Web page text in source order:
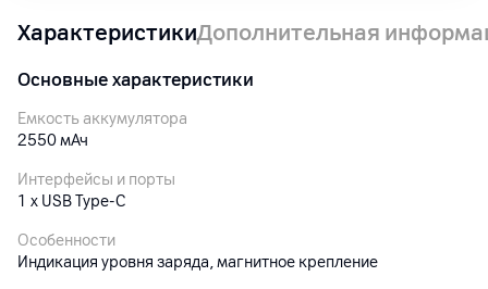
ХарактеристикиДополнительная
Основные характеристики
Емкость аккумулятора
2550мАч
Интерфейсы и порты
1 x USB Type-C
Особенности
Индикация уровня заряда, магнитное крепление